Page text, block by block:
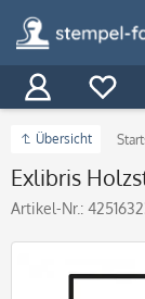
Übersicht
Exlibris
Artikel-Nr.: